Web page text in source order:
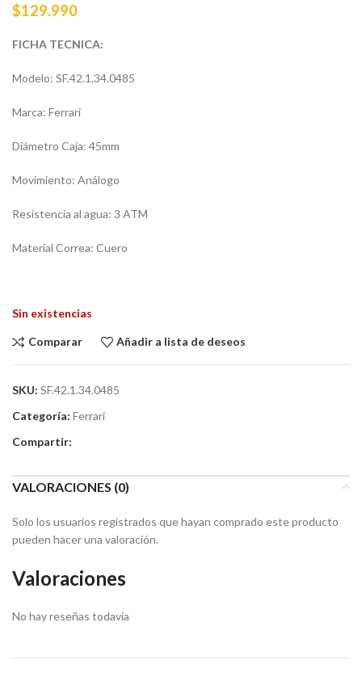
$129.990
FICHA TECNICA:
Modelo: SF.42.1.34.0485
Marca: Ferrari
Diámetro Caja: 45mm
Movimiento: Análogo
Resistencia al agua: 3 ATM
Material Correa: Cuero
Sin existencias
Comparar Añadir a lista de deseos
SKU: SF.42.1.34.0485
Categoría: Ferrari
Compartir:
VALORACIONES (0)
Valoraciones
No hay reseñas todavía
Solo los usuarios registrados que hayan comprado este producto
pueden hacer una valoración.